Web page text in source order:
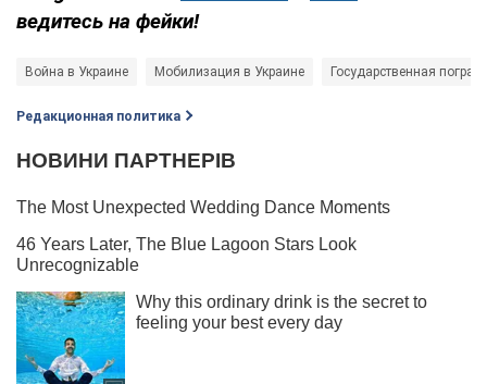
ведитесь на фейки!
Война в Украине Мобилизация в Украине Государственная
Редакционная политика